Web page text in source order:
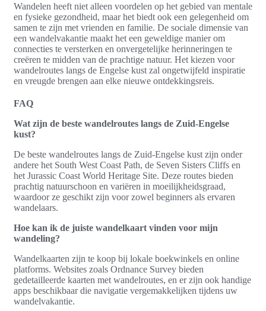
Wandelen heeft niet alleen voordelen op het gebied van mentale
en fysieke gezondheid, maar het biedt ook een gelegenheid om
samen te zijn met vrienden en familie. De sociale dimensie van
een wandelvakantie maakt het een geweldige manier om
connecties te versterken en onvergetelijke herinneringen te
creëren te midden van de prachtige natuur. Het kiezen voor
wandelroutes langs de Engelse kust zal ongetwijfeld inspiratie
en vreugde brengen aan elke nieuwe ontdekkingsreis.
FAQ
Wat zijn de beste wandelroutes langs de Zuid-Engelse
kust?
De beste wandelroutes langs de Zuid-Engelse kust zijn onder
andere het South West Coast Path, de Seven Sisters Cliffs en
het Jurassic Coast World Heritage Site. Deze routes bieden
prachtig natuurschoon en variëren in moeilijkheidsgraad,
waardoor ze geschikt zijn voor zowel beginners als ervaren
wandelaars.
Hoe kan ik de juiste wandelkaart vinden voor mijn
wandeling?
Wandelkaarten zijn te koop bij lokale boekwinkels en online
platforms. Websites zoals Ordnance Survey bieden
gedetailleerde kaarten met wandelroutes, en er zijn ook handige
apps beschikbaar die navigatie vergemakkelijken tijdens uw
wandelvakantie.